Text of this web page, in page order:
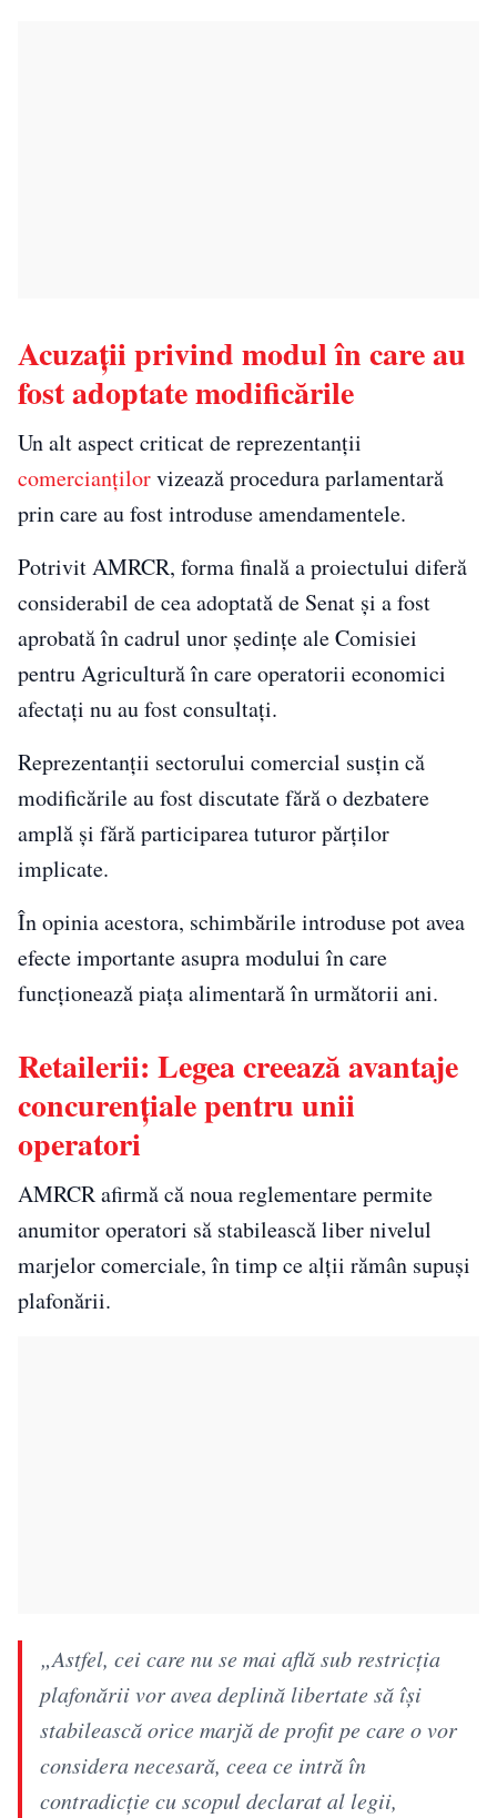
Acuzații privind modul în care au
fost adoptate modificările
Un alt aspect criticat de reprezentanții
comercianțilorvizează procedura parlamentară
prin care au fost introduse amendamentele.
Potrivit AMRCR, forma finală a proiectului diferă
considerabil de cea adoptată de Senat și a fost
aprobată în cadrul unor ședințe ale Comisiei
pentru Agricultură în care operatorii economici
afectați nu au fost consultați.
Reprezentanții sectorului comercial susțin că
modificările au fost discutate fără o dezbatere
amplă și fără participarea tuturor părților
implicate.
În opinia acestora, schimbările introduse pot avea
efecte importante asupra modului în care
funcționează piața alimentară în următorii ani.
Retailerii: Legea creează avantaje
concurențiale pentru unii
operatori
AMRCR afirmă că noua reglementare permite
anumitor operatori să stabilească liber nivelul
marjelor comerciale, în timp ce alții rămân supuși
plafonării.
„Astfel, cei care nu se mai află sub restricţia
plafonării vor avea deplină libertate să îşi
stabilească orice marjă de profit pe care o vor
considera necesară, ceea ce intră în
contradicţie cu scopul declarat al legii,